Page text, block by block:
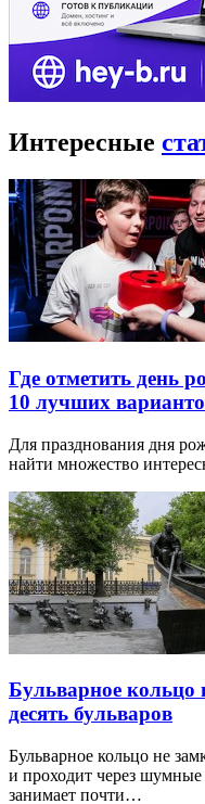
Интересные
Где отметить день
10 лучших
Для празднования дня
найти множество
Бульварное
десять бульваров
Бульварное кольцо не
и проходит через
занимает почти…